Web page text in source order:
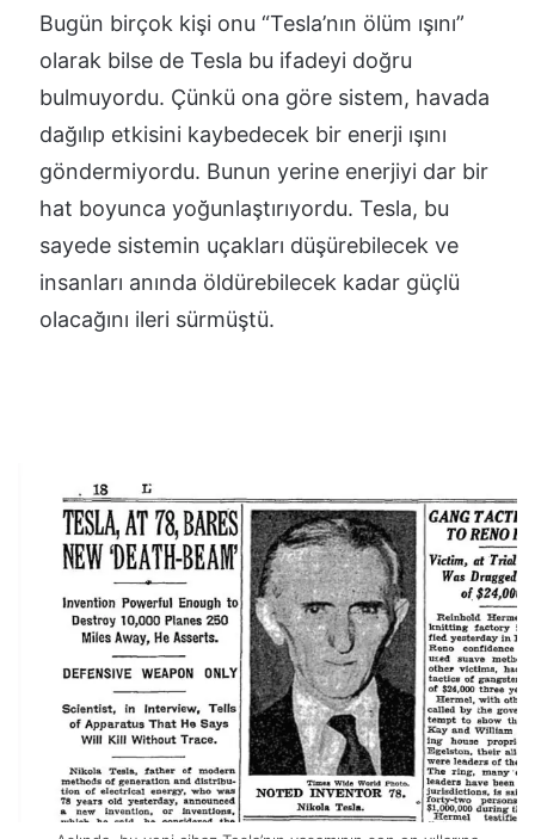
Bugün birçok kişi onu “Tesla’nın ölüm ışını”
olarak bilse de Tesla bu ifadeyi doğru
bulmuyordu. Çünkü ona göre sistem, havada
dağılıp etkisini kaybedecek bir enerji ışını
göndermiyordu. Bunun yerine enerjiyi dar bir
hat boyunca yoğunlaştırıyordu. Tesla, bu
sayede sistemin uçakları düşürebilecek ve
insanları anında öldürebilecek kadar güçlü
olacağını ileri sürmüştü.